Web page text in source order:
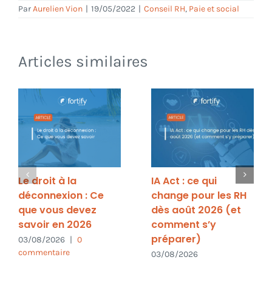
ParAurelien Vion | 19/05/2022 | Conseil RH, Paie et social
Articles similaires
Le droit à la
déconnexion : Ce
que vous devez
savoir en 2026
03/08/2026 | 0
commentaire
IA Act : ce qui
change pour les RH
dès août 2026 (et
comment s’y
préparer)
03/08/2026